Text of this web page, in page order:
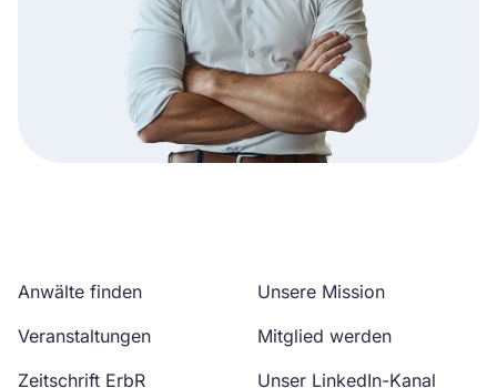
Anwälte finden
Veranstaltungen
Zeitschrift ErbR
Unsere Mission
Mitglied werden
Unser LinkedIn-Kanal